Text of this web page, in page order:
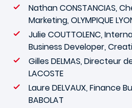
Nathan CONSTANCIAS,
Marketing, OLYMPIQUE
Julie COUTTOLENC,
Business Developer,
Gilles DELMAS, Directeur
LACOSTE
Laure DELVAUX, Finance
BABOLAT